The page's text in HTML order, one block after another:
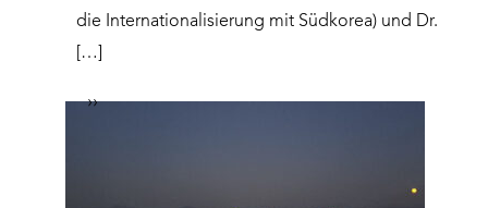
die Internationalisierung mit Südkorea) und Dr.
[…]
››